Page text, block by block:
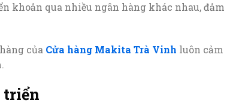
khoản qua nhiều ngân hàng khác nhau, đảm
của Cửa hàng Makita Trà Vinh luôn cảm
triển